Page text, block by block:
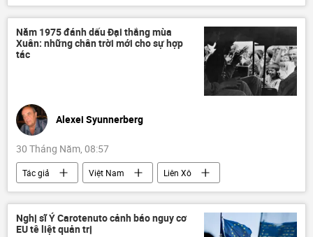
Alexandr Lukashenko
hòa bình
Pháp
Emmanuel Macron
Châu Âu
phương Tây
Chính trị
Năm 1975 đánh dấu Đại thắng mùa
Xuân: những chân trời mới cho sự hợp
tác
Alexei Syunnerberg
30 Tháng Năm, 08:57
Tác giả Việt Nam
Liên Xô
Hợp tác Nga-Việt
Nghị sĩ Ý Carotenuto cảnh báo nguy cơ
EU tê liệt quản trị